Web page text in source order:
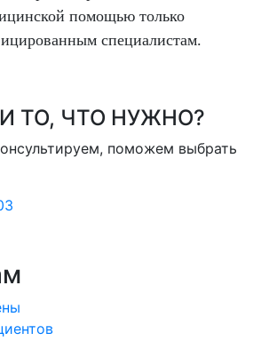
помощью только
специалистам.
ТО, ЧТО НУЖНО?
поможем выбрать